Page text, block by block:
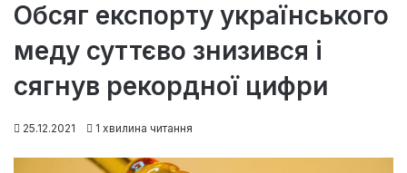
Обсяг експорту українського
меду суттєво знизився і
сягнув рекордної цифри
25.12.2021 1 хвилина читання